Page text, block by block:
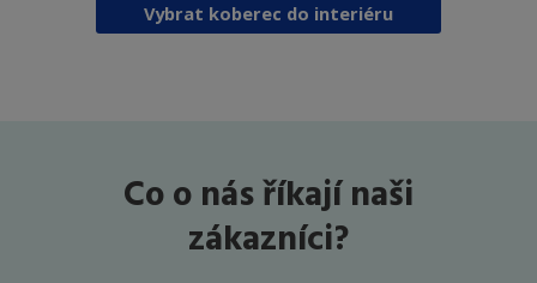
Vybrat koberec do interiéru
Co o nás říkají naši
zákazníci?